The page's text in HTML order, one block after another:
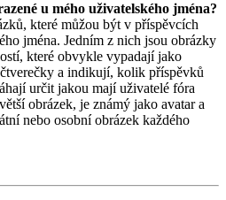
u mého uživatelského jména?
které můžou být v příspěvcích
jména. Jedním z nich jsou obrázky
které obvykle vypadají jako
a indikují, kolik příspěvků
určit jakou mají uživatelé fóra
obrázek, je známý jako avatar a
nebo osobní obrázek každého